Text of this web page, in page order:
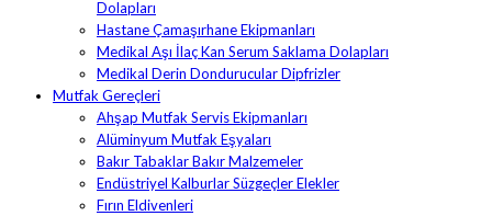
Dolapları
Hastane Çamaşırhane Ekipmanları
Medikal Aşı İlaç Kan Serum Saklama Dolapları
Medikal Derin Dondurucular Dipfrizler
Mutfak Gereçleri
Ahşap Mutfak Servis Ekipmanları
Alüminyum Mutfak Eşyaları
Bakır Tabaklar Bakır Malzemeler
Endüstriyel Kalburlar Süzgeçler Elekler
Fırın Eldivenleri